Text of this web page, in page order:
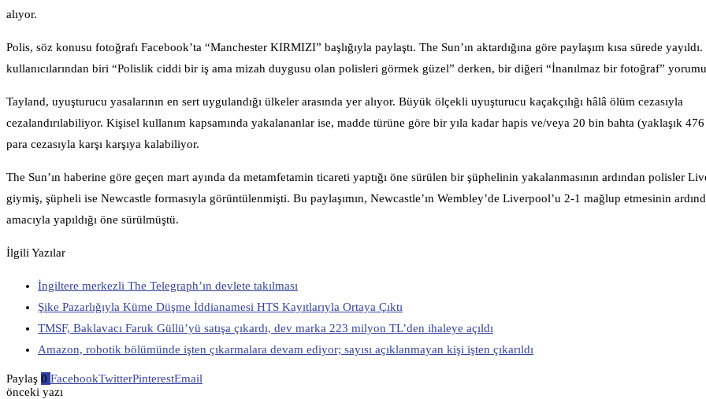
alıyor.
Polis, söz konusu fotoğrafı Facebook’ta “Manchester KIRMIZI” başlığıyla paylaştı. The Sun’ın aktardığına göre paylaşım kısa sürede
kullanıcılarından biri “Polislik ciddi bir iş ama mizah duygusu olan polisleri görmek güzel” derken, bir diğeri “İnanılmaz bir fotoğraf”
Tayland, uyuşturucu yasalarının en sert uygulandığı ülkeler arasında yer alıyor. Büyük ölçekli uyuşturucu kaçakçılığı hâlâ ölüm cezasıyla
cezalandırılabiliyor. Kişisel kullanım kapsamında yakalananlar ise, madde türüne göre bir yıla kadar hapis ve/veya 20 bin bahta (yaklaşık
para cezasıyla karşı karşıya kalabiliyor.
The Sun’ın haberine göre geçen mart ayında da metamfetamin ticareti yaptığı öne sürülen bir şüphelinin yakalanmasının ardından polisler
giymiş, şüpheli ise Newcastle formasıyla görüntülenmişti. Bu paylaşımın, Newcastle’ın Wembley’de Liverpool’u 2-1 mağlup etmesinin
amacıyla yapıldığı öne sürülmüştü.
İlgili Yazılar
İngiltere merkezli The Telegraph’ın devlete takılması
Şike Pazarlığıyla Küme Düşme İddianamesi HTS Kayıtlarıyla Ortaya Çıktı
TMSF, Baklavacı Faruk Güllü’yü satışa çıkardı, dev marka 223 milyon TL’den ihaleye açıldı
Amazon, robotik bölümünde işten çıkarmalara devam ediyor; sayısı açıklanmayan kişi işten çıkarıldı
Paylaş 0 FacebookTwitterPinterestEmail
önceki yazı